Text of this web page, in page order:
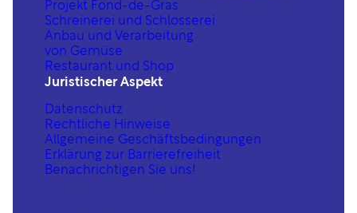
Projekt Fond-de-Gras
Schreinerei und Schlosserei
Anbau und Verarbeitung
von Gemüse
Restaurant und Shop
Juristischer Aspekt
Datenschutz
Rechtliche Hinweise
Allgemeine Geschäftsbedingungen
Erklärung zur Barrierefreiheit
Benachrichtigen Sie uns!